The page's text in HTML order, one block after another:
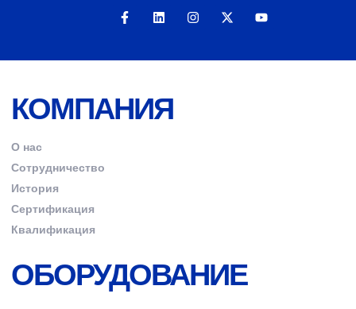
КОМПАНИЯ
О нас
Сотрудничество
История
Сертификация
Квалификация
ОБОРУДОВАНИЕ